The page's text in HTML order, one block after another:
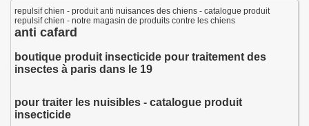
repulsif chien - produit anti nuisances des chiens - catalogue produit
repulsif chien - notre magasin de produits contre les chiens
anti cafard
boutique produit insecticide pour traitement des
insectes à paris dans le 19
pour traiter les nuisibles - catalogue produit
insecticide